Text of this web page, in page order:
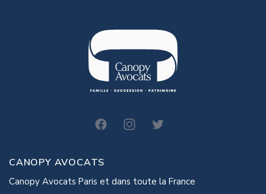
CANOPY AVOCATS
Canopy Avocats Paris et dans toute la France